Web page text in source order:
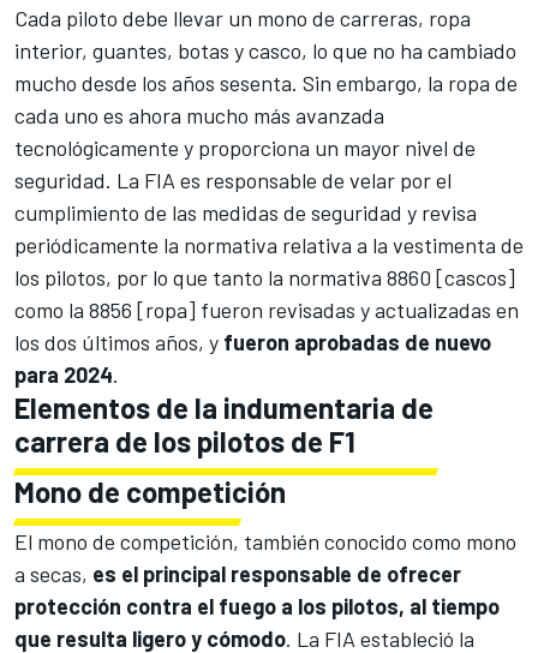
Cada piloto debe llevar un mono de carreras, ropa
interior, guantes, botas y casco, lo que no ha cambiado
mucho desde los años sesenta. Sin embargo, la ropa de
cada uno es ahora mucho más avanzada
tecnológicamente y proporciona un mayor nivel de
seguridad. La FIA es responsable de velar por el
cumplimiento de las medidas de seguridad y revisa
periódicamente la normativa relativa a la vestimenta de
los pilotos, por lo que tanto la normativa 8860 [cascos]
como la 8856 [ropa] fueron revisadas y actualizadas en
los dos últimos años, y fueron aprobadas de nuevo
para 2024.
Elementos de la indumentaria de
carrera de los pilotos de F1
Mono de competición
El mono de competición, también conocido como mono
a secas, es el principal responsable de ofrecer
protección contra el fuego a los pilotos, al tiempo
que resulta ligero y cómodo. La FIA estableció la